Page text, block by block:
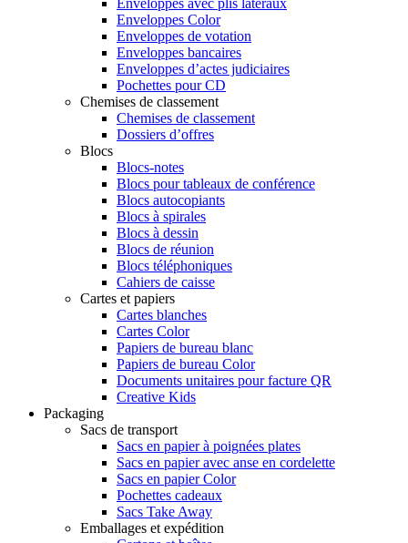
Enveloppes avec plis latéraux
Enveloppes Color
Enveloppes de votation
Enveloppes bancaires
Enveloppes d’actes judiciaires
Pochettes pour CD
Chemises de classement
Chemises de classement
Dossiers d’offres
Blocs
Blocs-notes
Blocs pour tableaux de conférence
Blocs autocopiants
Blocs à spirales
Blocs à dessin
Blocs de réunion
Blocs téléphoniques
Cahiers de caisse
Cartes et papiers
Cartes blanches
Cartes Color
Papiers de bureau blanc
Papiers de bureau Color
Documents unitaires pour facture QR
Creative Kids
Packaging
Sacs de transport
Sacs en papier à poignées plates
Sacs en papier avec anse en cordelette
Sacs en papier Color
Pochettes cadeaux
Sacs Take Away
Emballages et expédition